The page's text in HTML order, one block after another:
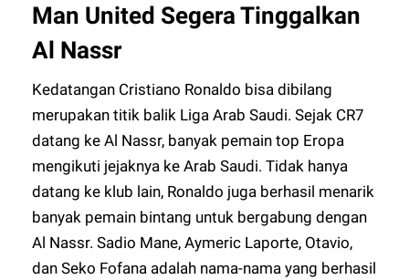
Man United Segera Tinggalkan
Al Nassr
Kedatangan Cristiano Ronaldo bisa dibilang
merupakan titik balik Liga Arab Saudi. Sejak CR7
datang ke Al Nassr, banyak pemain top Eropa
mengikuti jejaknya ke Arab Saudi. Tidak hanya
datang ke klub lain, Ronaldo juga berhasil menarik
banyak pemain bintang untuk bergabung dengan
Al Nassr. Sadio Mane, Aymeric Laporte, Otavio,
dan Seko Fofana adalah nama-nama yang berhasil